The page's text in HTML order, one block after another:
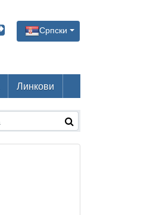
Српски
Линкови